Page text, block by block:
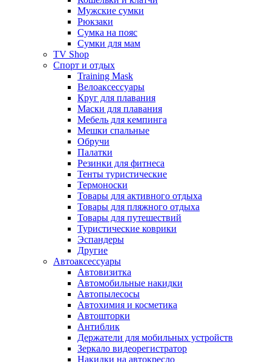
Мужские сумки
Рюкзаки
Сумка на пояс
Сумки для мам
TV Shop
Спорт и отдых
Training Mask
Велоаксессуары
Круг для плавания
Маски для плавания
Мебель для кемпинга
Мешки спальные
Обручи
Палатки
Резинки для фитнеса
Тенты туристические
Термоноски
Товары для активного отдыха
Товары для пляжного отдыха
Товары для путешествий
Туристические коврики
Эспандеры
Другие
Автоаксессуары
Автовизитка
Автомобильные накидки
Автопылесосы
Автохимия и косметика
Автошторки
Антиблик
Держатели для мобильных устройств
Зеркало видеорегистратор
Накидки на автокресло